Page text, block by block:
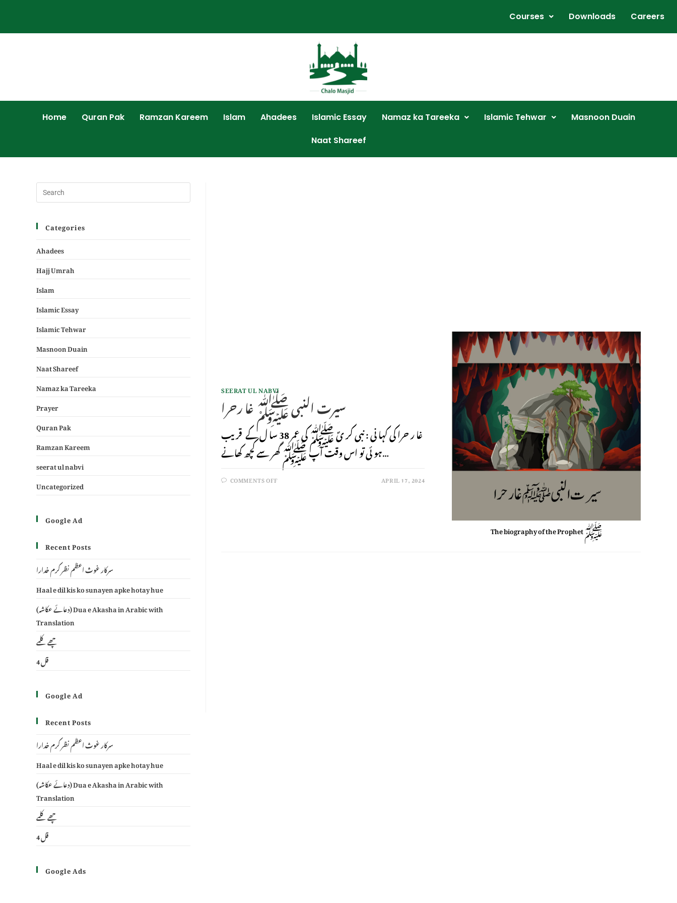
Courses Downloads Careers
Home Quran Pak Ramzan Kareem Islam Ahadees Islamic Essay Namaz ka Tareeka Islamic Tehwar
Masnoon Duain
Naat Shareef
SEERAT UL NABVI
سیرت النبی ﷺ غا رحرا
غا ر حرا کی کہا نی : نبی کر یؐ ﷺ کی عمر 38 سا ل کے قر یب
ہو ئی تو اس وقت آپ ﷺ گھر سے کچھ کھانے…
COMMENTS OFF APRIL 17, 2024
The biography of the Prophet ﷺ
Categories
Ahadees
Hajj Umrah
Islam
Islamic Essay
Islamic Tehwar
Masnoon Duain
Naat Shareef
Namaz ka Tareeka
Prayer
Quran Pak
Ramzan Kareem
seerat ul nabvi
Uncategorized
Google Ad
Recent Posts
سرکار غوث اعظم نظر کرم خدارا
Haal e dil kis ko sunayen apke hotay hue
(دعائے عکاشہ) Dua e Akasha in Arabic with
Translation
چھے کلمے
4 قل
Google Ad
Recent Posts
سرکار غوث اعظم نظر کرم خدارا
Haal e dil kis ko sunayen apke hotay hue
(دعائے عکاشہ) Dua e Akasha in Arabic with
Translation
چھے کلمے
4 قل
Google Ads